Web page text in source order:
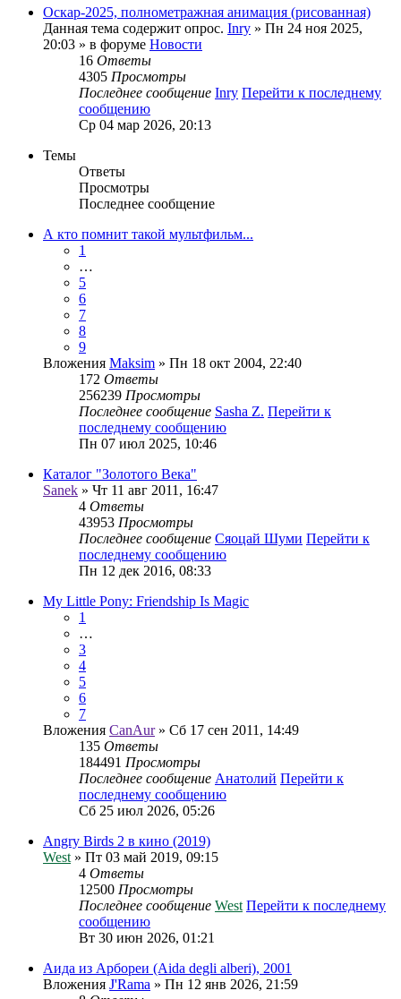
Оскар-2025, полнометражная анимация (рисованная)
Данная тема содержит опрос. Inry » Пн 24 ноя 2025,
20:03 » в форуме Новости
16 Ответы
4305 Просмотры
Последнее сообщение Inry Перейти к последнему
сообщению
Ср 04 мар 2026, 20:13
Темы
Ответы
Просмотры
Последнее сообщение
А кто помнит такой мультфильм...
1
…
5
6
7
8
9
Вложения Maksim » Пн 18 окт 2004, 22:40
172 Ответы
256239 Просмотры
Последнее сообщение Sasha Z. Перейти к
последнему сообщению
Пн 07 июл 2025, 10:46
Каталог "Золотого Века"
Sanek » Чт 11 авг 2011, 16:47
4 Ответы
43953 Просмотры
Последнее сообщение Сяоцай Шуми Перейти к
последнему сообщению
Пн 12 дек 2016, 08:33
My Little Pony: Friendship Is Magic
1
…
3
4
5
6
7
Вложения CanAur» Сб 17 сен 2011, 14:49
135 Ответы
184491 Просмотры
Последнее сообщение Анатолий Перейти к
последнему сообщению
Сб 25 июл 2026, 05:26
Angry Birds 2 в кино (2019)
West » Пт 03 май 2019, 09:15
4 Ответы
12500 Просмотры
Последнее сообщение West Перейти к последнему
сообщению
Вт 30 июн 2026, 01:21
Аида из Арбореи (Aida degli alberi), 2001
Вложения J'Rama » Пн 12 янв 2026, 21:59